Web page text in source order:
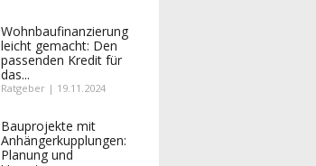
Wohnbaufinanzierung
leicht gemacht: Den
passenden Kredit für
das...
Ratgeber | 19.11.2024
Bauprojekte mit
Anhängerkupplungen:
Planung und